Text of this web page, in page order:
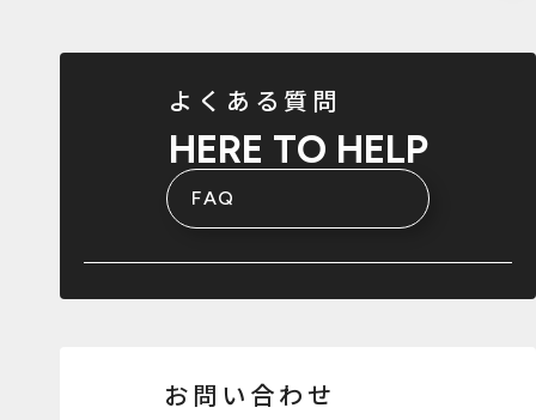
よくある質問
HERE TO HELP
FAQ
お問い合わせ